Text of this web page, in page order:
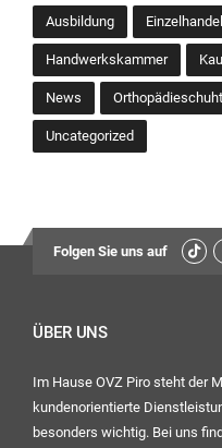
Ausbildung
Handwerkskammer
News
Uncategorized
Folgen Sie uns auf
ÜBER UNS
Im Hause OVZ Piro steht der
kundenorientierte
besonders wichtig. Bei uns